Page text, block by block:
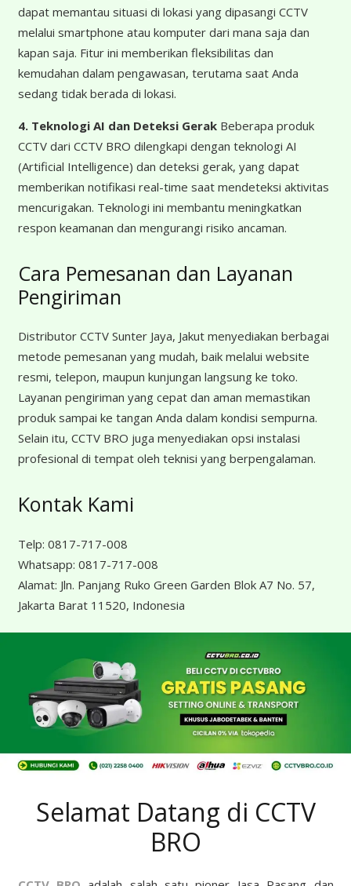
dapat memantau situasi di lokasi yang dipasangi CCTV
melalui smartphone atau komputer dari mana saja dan
kapan saja. Fitur ini memberikan fleksibilitas dan
kemudahan dalam pengawasan, terutama saat Anda
sedang tidak berada di lokasi.
4. Teknologi AI dan Deteksi GerakBeberapa produk
CCTV dari CCTV BRO dilengkapi dengan teknologi AI
(Artificial Intelligence) dan deteksi gerak, yang dapat
memberikan notifikasi real-time saat mendeteksi aktivitas
mencurigakan. Teknologi ini membantu meningkatkan
respon keamanan dan mengurangi risiko ancaman.
Cara Pemesanan dan Layanan
Pengiriman
Distributor CCTV Sunter Jaya, Jakut menyediakan berbagai
metode pemesanan yang mudah, baik melalui website
resmi, telepon, maupun kunjungan langsung ke toko.
Layanan pengiriman yang cepat dan aman memastikan
produk sampai ke tangan Anda dalam kondisi sempurna.
Selain itu, CCTV BRO juga menyediakan opsi instalasi
profesional di tempat oleh teknisi yang berpengalaman.
Kontak Kami
Telp: 0817-717-008
Whatsapp: 0817-717-008
Alamat: Jln. Panjang Ruko Green Garden Blok A7 No. 57,
Jakarta Barat 11520, Indonesia
Selamat Datang di CCTV
BRO